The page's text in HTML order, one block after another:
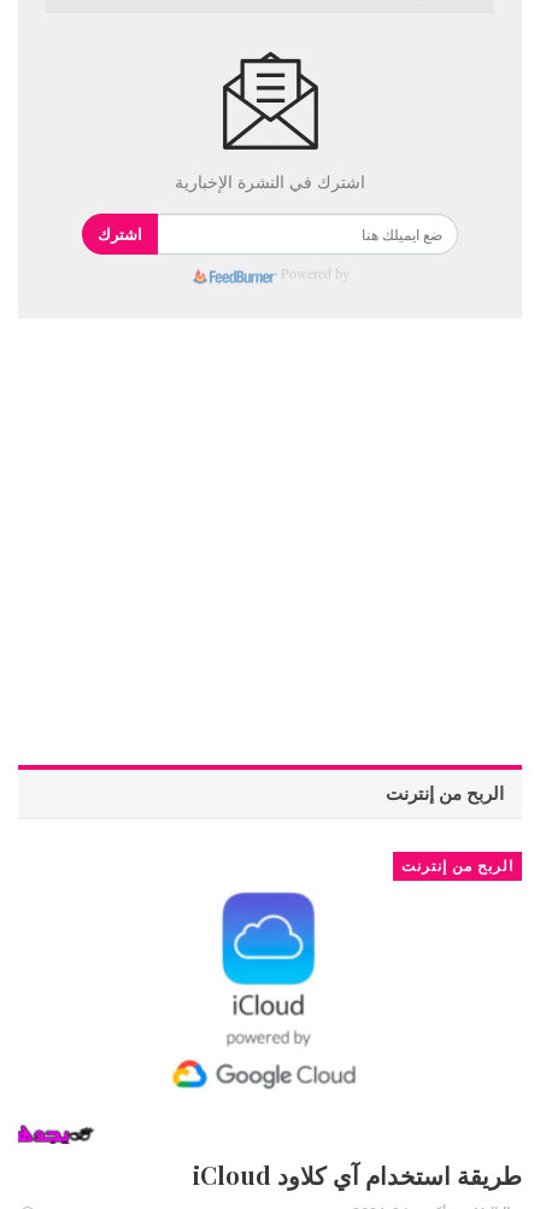
اشترك في النشرة الإخبارية
اشترك
Powered by
الربح من إنترنت
الربح من إنترنت
طريقة استخدام آي كلاود iCloud